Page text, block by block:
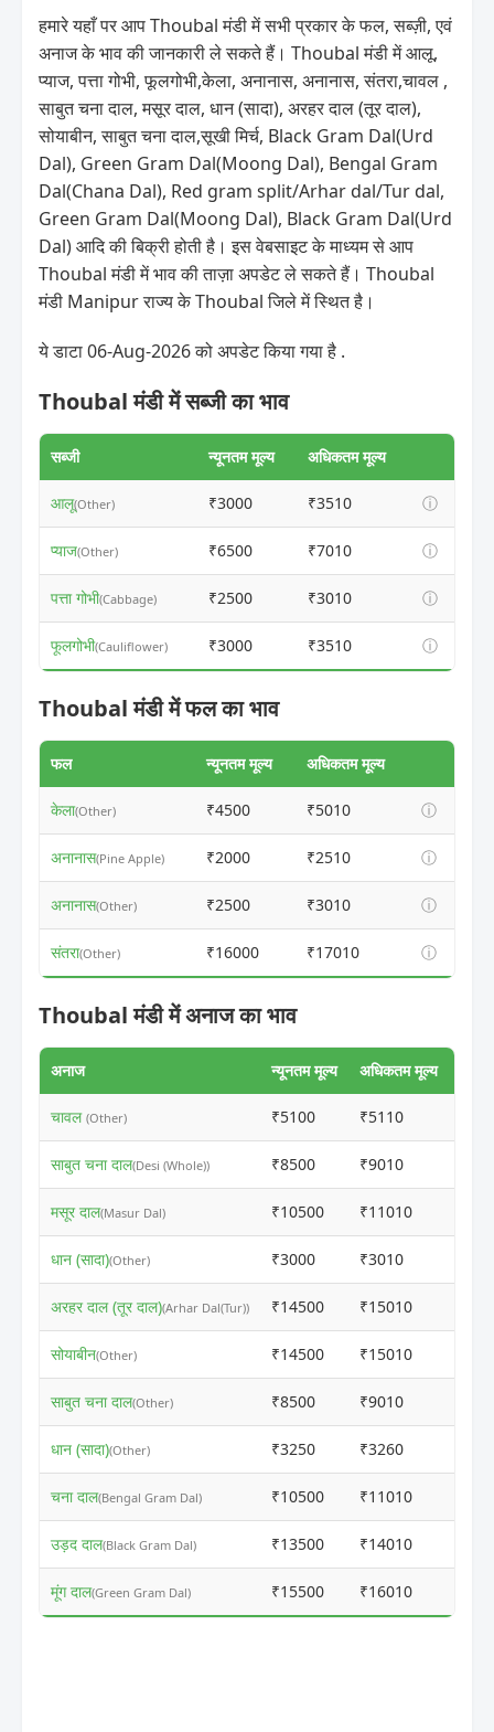
हमारे यहाँ पर आप Thoubal मंडी में सभी प्रकार के फल, सब्ज़ी, एवं
अनाज के भाव की जानकारी ले सकते हैं। Thoubal मंडी में आलू,
प्याज, पत्ता गोभी, फूलगोभी,केला, अनानास, अनानास, संतरा,चावल ,
साबुत चना दाल, मसूर दाल, धान (सादा), अरहर दाल (तूर दाल),
सोयाबीन, साबुत चना दाल,सूखी मिर्च, Black Gram Dal(Urd
Dal), Green Gram Dal(Moong Dal), Bengal Gram
Dal(Chana Dal), Red gram split/Arhar dal/Tur dal,
Green Gram Dal(Moong Dal), Black Gram Dal(Urd
Dal) आदि की बिक्री होती है। इस वेबसाइट के माध्यम से आप
Thoubal मंडी में भाव की ताज़ा अपडेट ले सकते हैं। Thoubal
मंडी Manipur राज्य के Thoubal जिले में स्थित है।
ये डाटा 06-Aug-2026 को अपडेट किया गया है .
Thoubal मंडी में सब्जी का भाव
सब्जी न्यूनतम मूल्य अधिकतम मूल्य
आलू(Other) ₹3000 ₹3510 ⓘ
प्याज(Other) ₹6500 ₹7010 ⓘ
पत्ता गोभी(Cabbage) ₹2500 ₹3010 ⓘ
फूलगोभी(Cauliflower) ₹3000 ₹3510 ⓘ
Thoubal मंडी में फल का भाव
फल न्यूनतम मूल्य अधिकतम मूल्य
केला(Other) ₹4500 ₹5010 ⓘ
अनानास(Pine Apple) ₹2000 ₹2510 ⓘ
अनानास(Other) ₹2500 ₹3010 ⓘ
संतरा(Other) ₹16000 ₹17010 ⓘ
Thoubal मंडी में अनाज का भाव
अनाज न्यूनतम मूल्य अधिकतम मूल्य
चावल (Other) ₹5100 ₹5110
साबुत चना दाल(Desi (Whole)) ₹8500 ₹9010
मसूर दाल(Masur Dal) ₹10500 ₹11010
धान (सादा)(Other) ₹3000 ₹3010
अरहर दाल (तूर दाल)(Arhar Dal(Tur)) ₹14500 ₹15010
सोयाबीन(Other) ₹14500 ₹15010
साबुत चना दाल(Other) ₹8500 ₹9010
धान (सादा)(Other) ₹3250 ₹3260
चना दाल(Bengal Gram Dal) ₹10500 ₹11010
उड़द दाल(Black Gram Dal) ₹13500 ₹14010
मूंग दाल(Green Gram Dal) ₹15500 ₹16010